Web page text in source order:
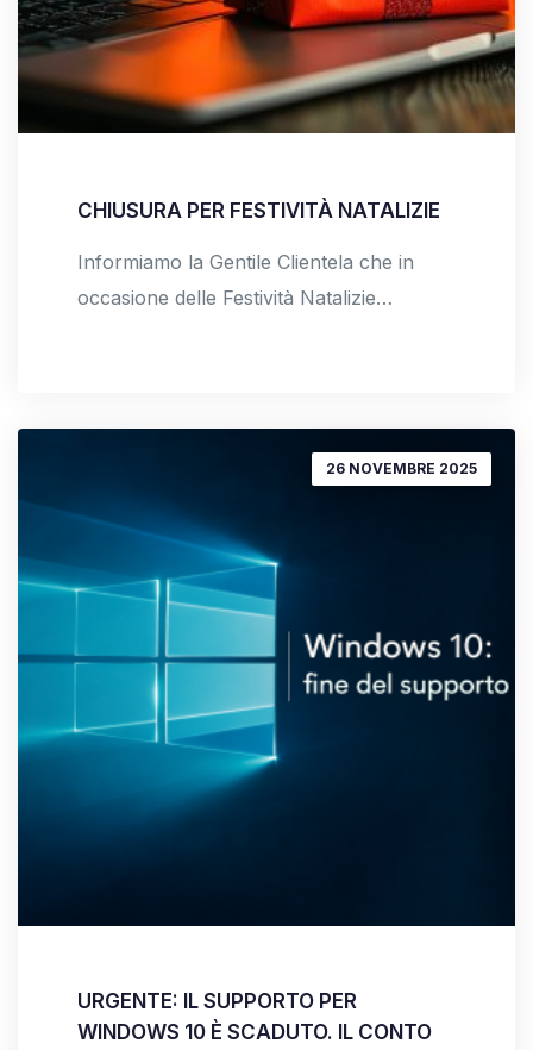
CHIUSURA PER FESTIVITÀ NATALIZIE
Informiamo la Gentile Clientela che in
occasione delle Festività Natalizie…
26 NOVEMBRE 2025
URGENTE: IL SUPPORTO PER
WINDOWS 10 È SCADUTO. IL CONTO